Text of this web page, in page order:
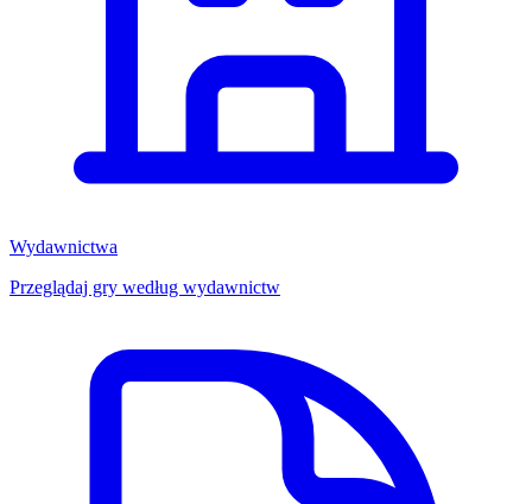
Wydawnictwa
Przeglądaj gry według wydawnictw